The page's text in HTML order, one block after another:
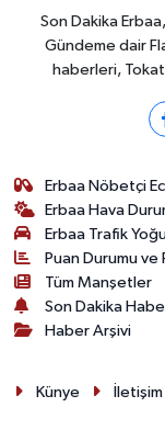
Son Dakika
Gündeme dair
haberleri,
Erbaa Nöbetçi
Erbaa Hava
Erbaa Trafik
Puan Durumu ve
Tüm Manşetler
Son Dakika
Haber Arşivi
Künye İletişim